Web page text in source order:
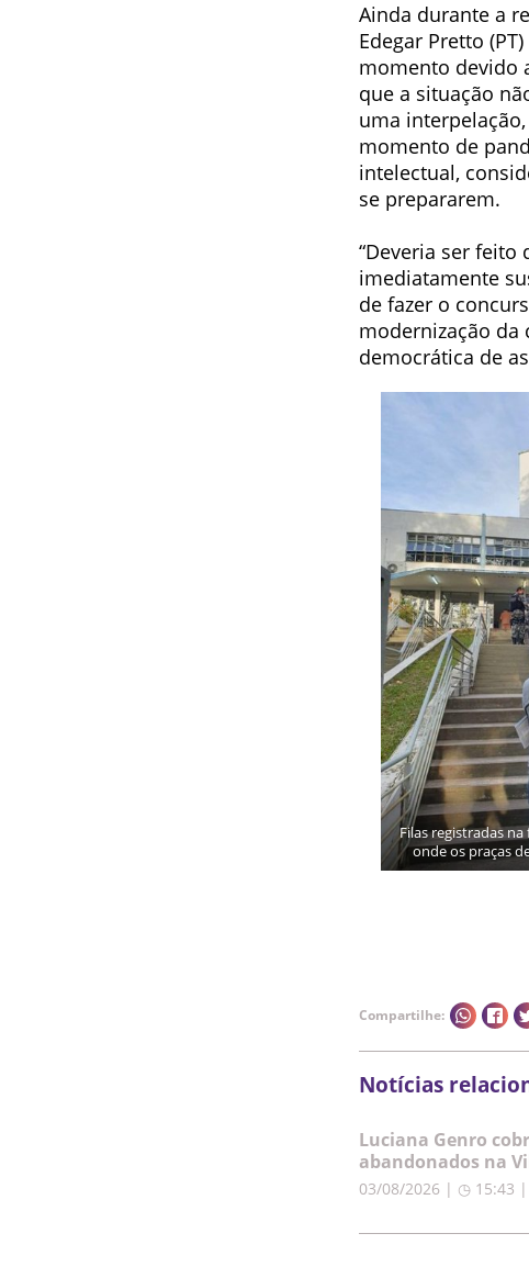
Ainda durante a
Edegar Pretto
momento devido
que a situação
uma
momento de
intelectual,
se prepararem.
“Deveria ser feito
imediatamente
de fazer o
modernização
democrática de
Filas registradas
onde os praças
Compartilhe:
Notícias
Luciana Genro
abandonados na
03/08/2026 | ◷ 15:43 |